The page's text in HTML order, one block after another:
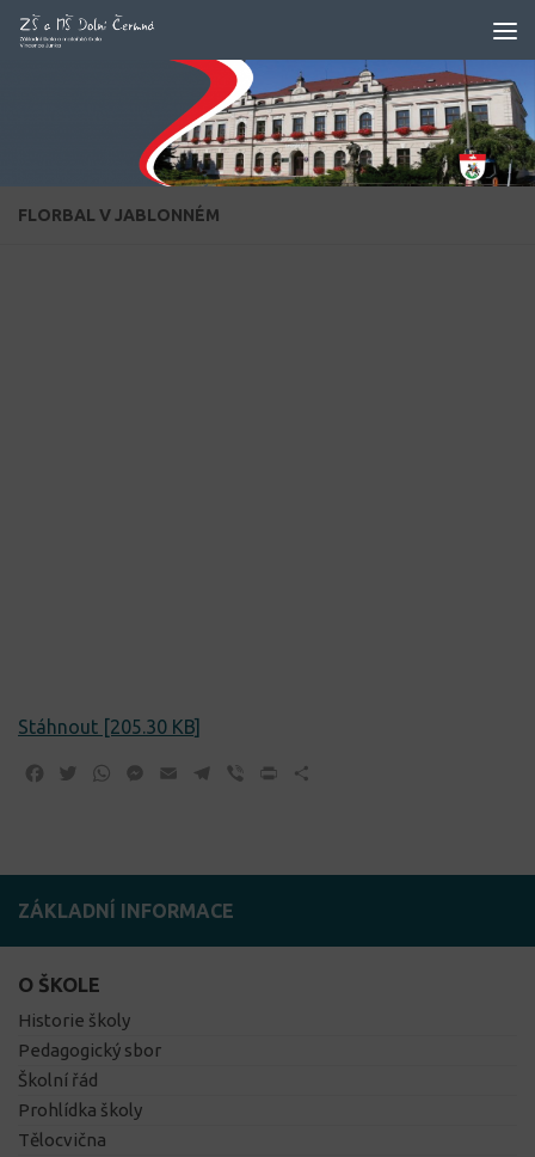
Skip to content
FLORBAL V JABLONNÉM
Stáhnout [205.30 KB]
Facebook
TwitterWhatsApp
Messenger
Email Telegram
Viber Print
ZÁKLADNÍ INFORMACE
O ŠKOLE
Historie školy
Pedagogický sbor
Školní řád
Prohlídka školy
Tělocvična